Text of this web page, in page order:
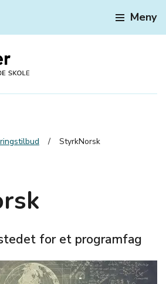
Meny
StyrkNorsk
for et programfag